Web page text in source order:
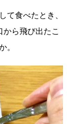
て食べたとき、
ら飛び出たこ
。